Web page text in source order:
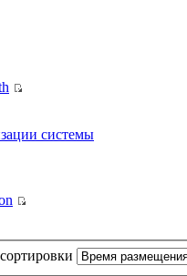
системы